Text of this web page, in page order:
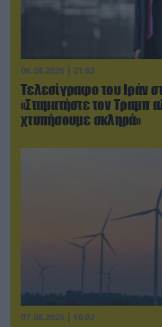
06.08.2026 | 21:02
Τελεσίγραφο του Ιράν
«Σταματήστε τον Τραμπ
χτυπήσουμε σκληρά»
07.08.2026 | 16:02